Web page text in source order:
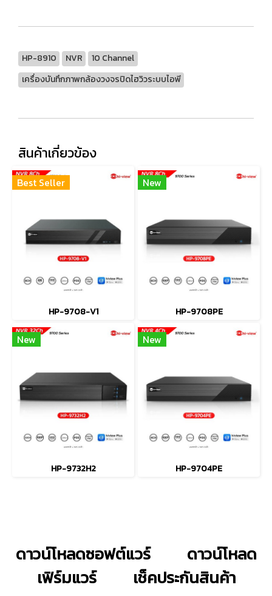
HP-8910 NVR
10 Channel
เครื่องบันทึกภาพกล้องวงจรปิดไฮวิวระบบไอพี
สินค้าเกี่ยวข้อง
Best Seller
HP-9708-V1
New
HP-9708PE
New
HP-9732H2
New
HP-9704PE
ดาวน์โหลดซอฟต์แวร์
ดาวน์โหลด
เฟิร์มแวร์
เช็คประกันสินค้า